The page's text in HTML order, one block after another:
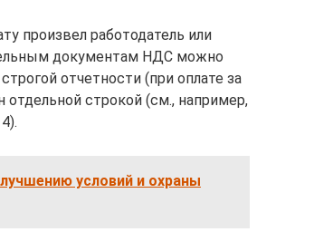
произвел работодатель или
документам НДС можно
отчетности (при оплате за
строкой (см., например,
условий и охраны